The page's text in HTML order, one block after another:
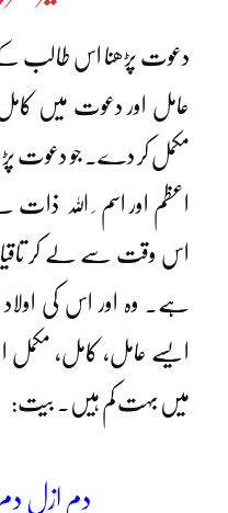
دعوت پڑھنا اس طالب
عامل اور دعوت میں کامل
مکمل کر دے۔ جو دعوت
اعظم اور اسم ِ اللہ
اس وقت سے لے کر
ہے۔ وہ اور اس کی
ایسے عامل، کامل،
میں بہت کم ہیں۔ بیت:
دم ازل دم